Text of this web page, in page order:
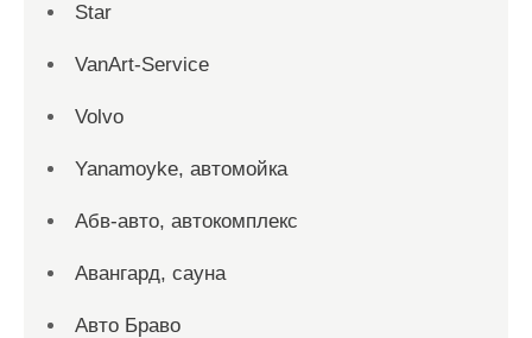
Star
VanArt-Service
Volvo
Yanamoyke, автомойка
Абв-авто, автокомплекс
Авангард, сауна
Авто Браво